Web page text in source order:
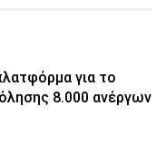
για το
8.000 ανέργων